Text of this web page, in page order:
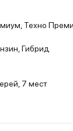
Техно
Гибрид
7 мест